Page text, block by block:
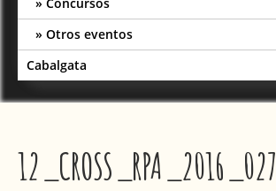
Otros eventos
Cabalgata
12_CROSS_RPA_2016_027